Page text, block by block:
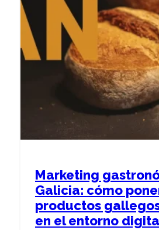
Marketing
Galicia: cómo
productos
en el entorno